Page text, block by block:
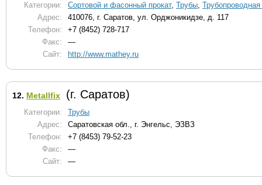
Категории: Сортовой и фасонный прокат, Трубы,
Адрес:
410076, г. Саратов, ул. Орджоникидзе, д. 117
Телефон:
+7 (8452) 728-717
Факс:
—
Сайт:
http://www.mathey.ru
12. Metallfix (г. Саратов)
Категории:
Трубы
Адрес:
Саратовская обл., г. Энгельс, ЭЗВЗ
Телефон:
+7 (8453) 79-52-23
Факс:
—
Сайт:
—